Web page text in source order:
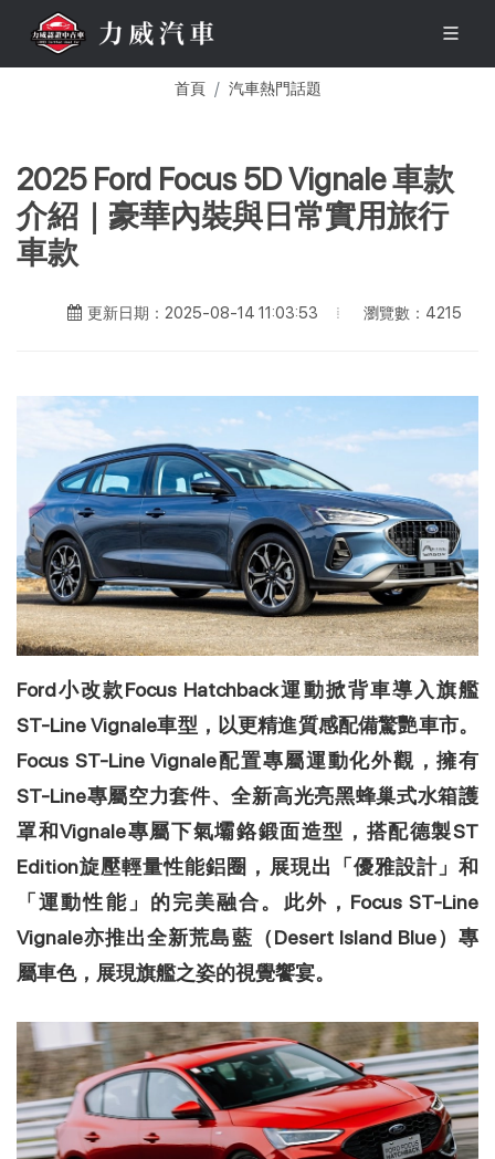
首頁 汽車熱門話題
2025 Ford Focus 5D Vignale 車款
介紹｜豪華內裝與日常實用旅行
車款
更新日期：2025-08-14 11:03:53 瀏覽數：4215
Ford小改款Focus Hatchback運動掀背車導入旗艦
ST-Line Vignale車型，以更精進質感配備驚艷車市。
Focus ST-Line Vignale配置專屬運動化外觀，擁有
ST-Line專屬空力套件、全新高光亮黑蜂巢式水箱護
罩和Vignale專屬下氣壩鉻鍛面造型，搭配德製ST
Edition旋壓輕量性能鋁圈，展現出「優雅設計」和
「運動性能」的完美融合。此外，Focus ST-Line
Vignale亦推出全新荒島藍（Desert Island Blue）專
屬車色，展現旗艦之姿的視覺饗宴。